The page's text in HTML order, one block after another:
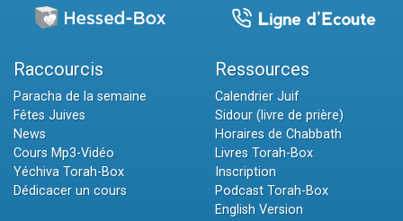
Raccourcis
Paracha de la semaine
Fêtes Juives
News
Cours Mp3-Vidéo
Yéchiva Torah-Box
Dédicacer un cours
Ressources
Calendrier Juif
Sidour (livre de prière)
Horaires de Chabbath
Livres Torah-Box
Inscription
Podcast Torah-Box
English Version